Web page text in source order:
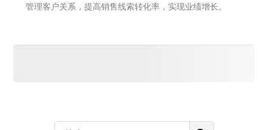
管理客户关系，提高销售线索转化率，实现业绩增长。